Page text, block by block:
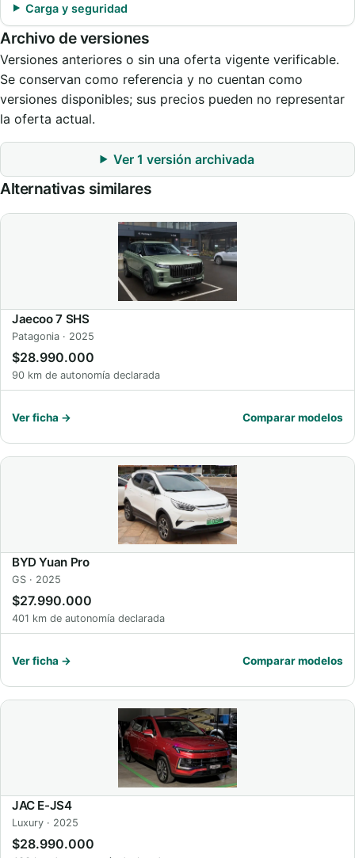
Carga y seguridad
Archivo de versiones
Versiones anteriores o sin una oferta vigente verificable.
Se conservan como referencia y no cuentan como
versiones disponibles; sus precios pueden no representar
la oferta actual.
Ver 1 versión archivada
Alternativas similares
Jaecoo 7 SHS
Patagonia · 2025
$28.990.000
90 km de autonomía declarada
Ver ficha → Comparar modelos
BYD Yuan Pro
GS · 2025
$27.990.000
401 km de autonomía declarada
Ver ficha → Comparar modelos
JAC E-JS4
Luxury · 2025
$28.990.000